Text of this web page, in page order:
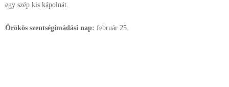
egy szép kis kápolnát.
Örökös szentségimádási nap: február 25.